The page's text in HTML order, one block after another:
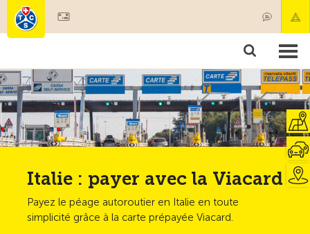
Membres & prestations
Tests, sécurité & santé
Italie : payer avec la Viacard
Payez le péage autoroutier en Italie en toute
simplicité grâce à la carte prépayée Viacard.